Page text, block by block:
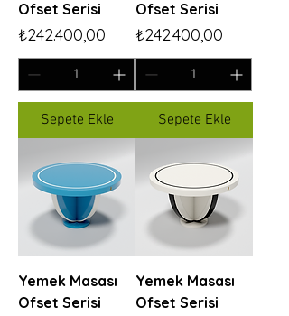
Ofset Serisi
Fiyat
₺242.400,00
Sepete Ekle
Ofset Serisi
Fiyat
₺242.400,00
Sepete Ekle
Yemek Masası
Ofset Serisi
Yemek Masası
Ofset Serisi